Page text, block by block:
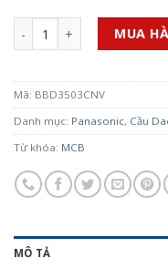
Số lượng MUA
Mã: BBD3503CNV
Danh mục: Panasonic, Cầu
Từ khóa: MCB
MÔ TẢ